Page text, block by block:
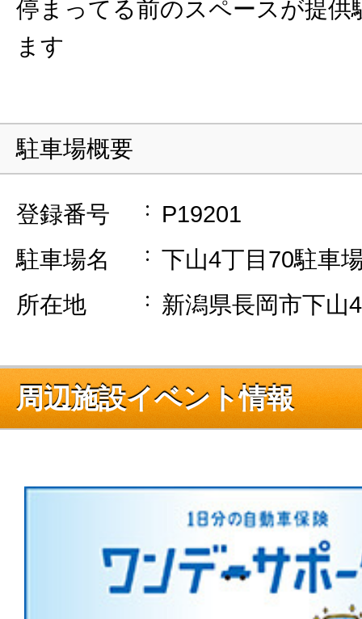
停まってる前のスペースが提供
ます
駐車場概要
登録番号
P19201
駐車場名
下山4丁目70駐車
所在地
新潟県長岡市下山
周辺施設イベント情報